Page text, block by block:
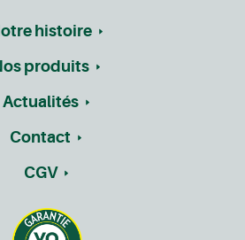
histoire
produits
Actualités
Contact
CGV